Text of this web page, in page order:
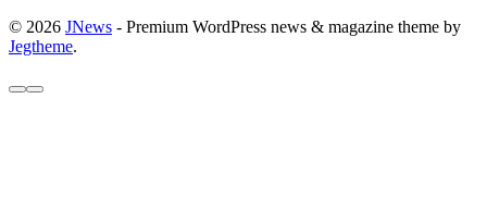
© 2026 JNews - Premium WordPress news & magazine theme by
Jegtheme.